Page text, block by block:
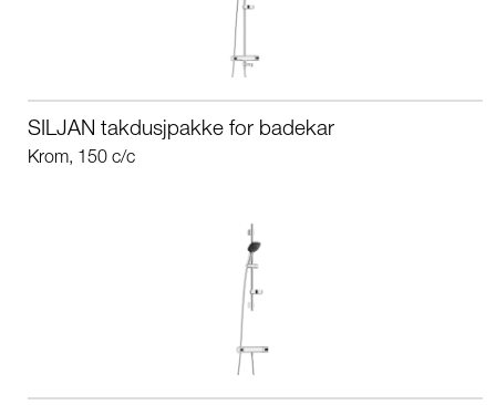
SILJAN takdusjpakke for badekar
Krom, 150 c/c